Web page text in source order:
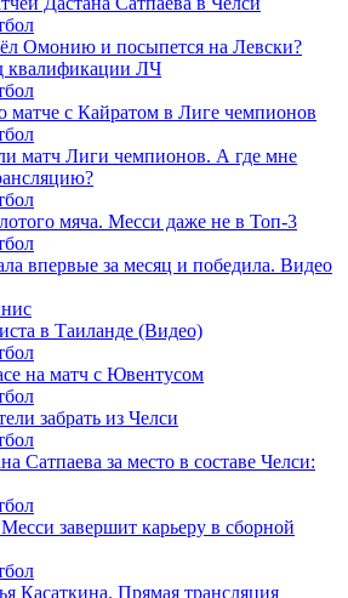
Омонию и посыпется на Левски?
квалификации ЛЧ
матче с Кайратом в Лиге чемпионов
матч Лиги чемпионов. А где мне
мяча. Месси даже не в Топ-3
впервые за месяц и победила. Видео
в Таиланде (Видео)
на матч с Ювентусом
забрать из Челси
Сатпаева за место в составе Челси:
завершит карьеру в сборной
Касаткина. Прямая трансляция